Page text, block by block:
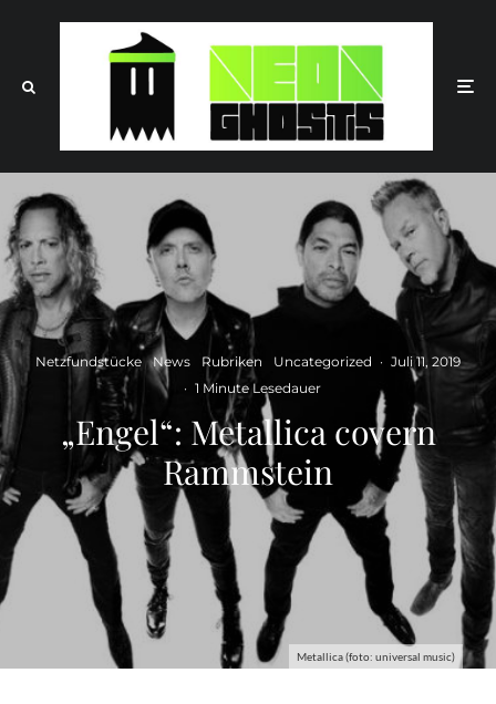
Metallica (foto: universal music)
Netzfundstücke News Rubriken Uncategorized · Juli 11, 2019
· 1 Minute Lesedauer
„Engel“: Metallica covern
Rammstein